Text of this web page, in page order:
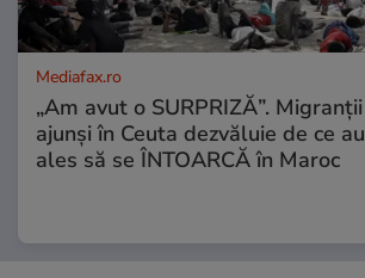
Mediafax.ro
„Am avut o SURPRIZĂ”. Migranții
ajunși în Ceuta dezvăluie de ce au
ales să se ÎNTOARCĂ în Maroc